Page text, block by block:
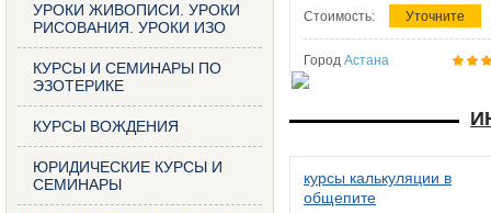
УРОКИ ЖИВОПИСИ. УРОКИ
РИСОВАНИЯ. УРОКИ ИЗО
КУРСЫ И СЕМИНАРЫ ПО
ЭЗОТЕРИКЕ
КУРСЫ ВОЖДЕНИЯ
ЮРИДИЧЕСКИЕ КУРСЫ И
СЕМИНАРЫ
Стоимость: Уточните
Город Астана
курсы калькуляции в
общепите